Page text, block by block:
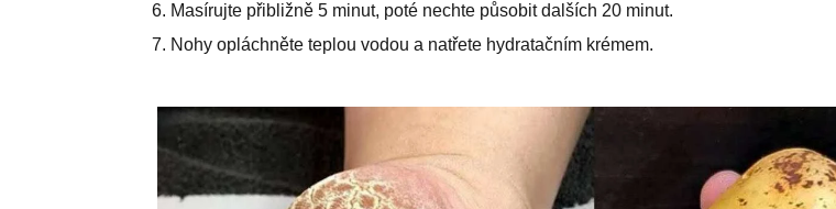
Masírujte přibližně 5 minut, poté nechte působit dalších 20 minut.
Nohy opláchněte teplou vodou a natřete hydratačním krémem.